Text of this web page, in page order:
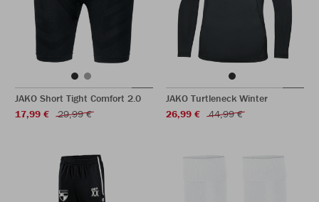
JAKO Short Tight Comfort 2.0
17,99 €
29,99 €
JAKO Turtleneck Winter
26,99 €
44,99 €